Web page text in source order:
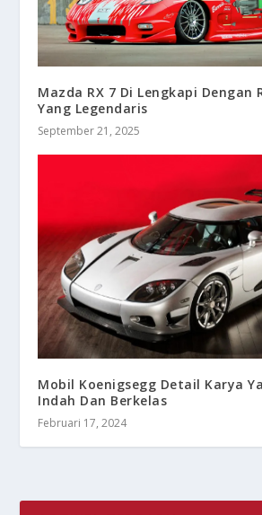
Mazda RX 7 Di Lengkapi Dengan
Yang Legendaris
September 21, 2025
Mobil Koenigsegg Detail Karya
Indah Dan Berkelas
Februari 17, 2024